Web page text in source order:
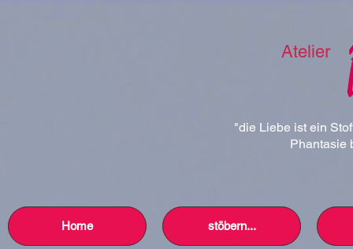
Atelier
"die Liebe ist ein
Phantasie
Home stöbern...